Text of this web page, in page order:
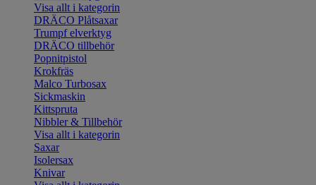
Visa allt i kategorin
DRÄCO Plåtsaxar
Trumpf elverktyg
DRÄCO tillbehör
Popnitpistol
Krokfräs
Malco Turbosax
Sickmaskin
Kittspruta
Nibbler & Tillbehör
Visa allt i kategorin
Saxar
Isolersax
Knivar